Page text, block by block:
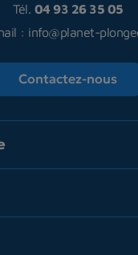
Tél. 04 93 26 35 05
: info@planet-
Contactez-nous